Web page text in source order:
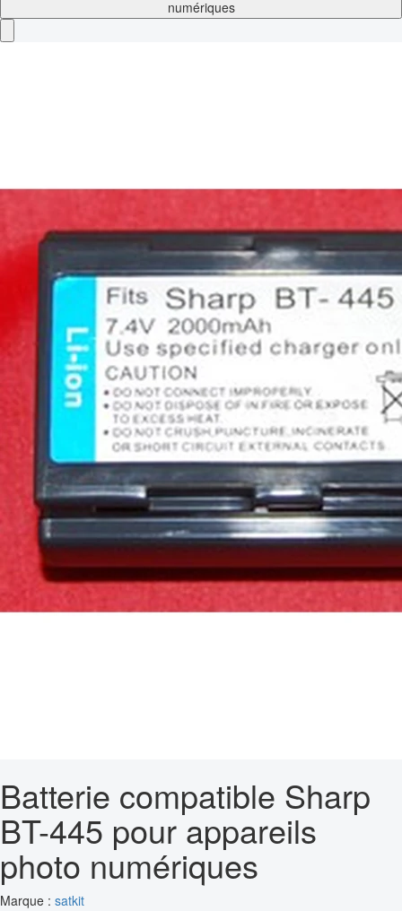
Batterie compatible Sharp
BT-445 pour appareils
photo numériques
Marque : satkit